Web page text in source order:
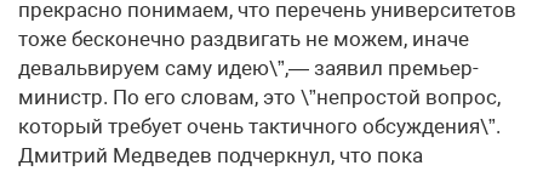
прекрасно понимаем, что перечень университетов
тоже бесконечно раздвигать не можем, иначе
девальвируем саму идею\”,— заявил премьер-
министр. По его словам, это \”непростой вопрос,
который требует очень тактичного обсуждения\”.
Дмитрий Медведев подчеркнул, что пока